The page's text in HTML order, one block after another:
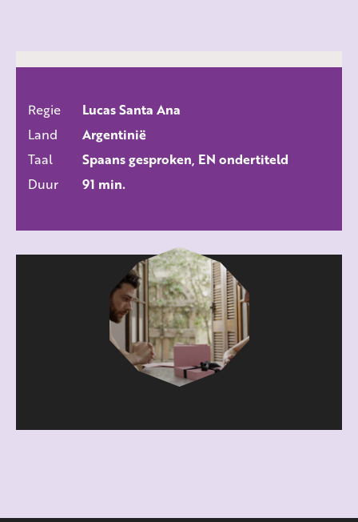
Regie
Lucas Santa Ana
Land
Argentinië
Taal
Spaans gesproken, EN ondertiteld
Duur
91 min.